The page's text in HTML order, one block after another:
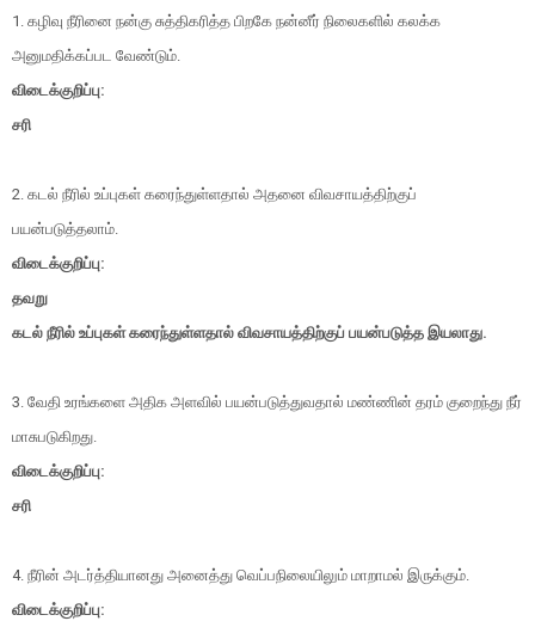
1. கழிவு நீரினை நன்கு சுத்திகரித்த பிறகே நன்னீர் நிலைகளில் கலக்க
அனுமதிக்கப்பட வேண்டும்.
விடைக்குறிப்பு:
சரி
2. கடல் நீரில் உப்புகள் கரைந்துள்ளதால் அதனை விவசாயத்திற்குப்
பயன்படுத்தலாம்.
விடைக்குறிப்பு:
தவறு
கடல் நீரில் உப்புகள் கரைந்துள்ளதால் விவசாயத்திற்குப் பயன்படுத்த இயலாது.
3. வேதி உரங்களை அதிக அளவில் பயன்படுத்துவதால் மண்ணின் தரம் குறைந்து நீர்
மாசுபடுகிறது.
விடைக்குறிப்பு:
சரி
4. நீரின் அடர்த்தியானது அனைத்து வெப்பநிலையிலும் மாறாமல் இருக்கும்.
விடைக்குறிப்பு: